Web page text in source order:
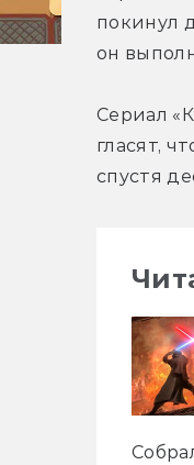
покинул
он
Сериал
гласят,
спустя